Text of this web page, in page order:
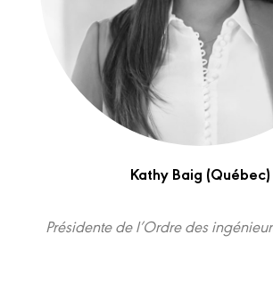
Kathy Baig (Québec)
Présidente de l’Ordre des